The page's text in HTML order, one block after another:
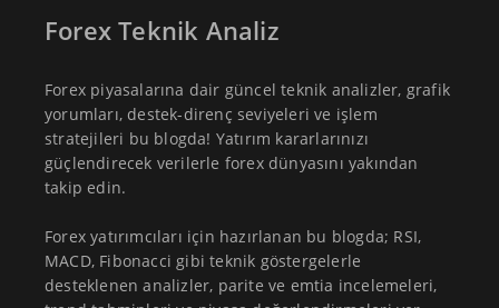
Forex Teknik Analiz
Forex piyasalarına dair güncel teknik analizler, grafik
yorumları, destek-direnç seviyeleri ve işlem
stratejileri bu blogda! Yatırım kararlarınızı
güçlendirecek verilerle forex dünyasını yakından
takip edin.
Forex yatırımcıları için hazırlanan bu blogda; RSI,
MACD, Fibonacci gibi teknik göstergelerle
desteklenen analizler, parite ve emtia incelemeleri,